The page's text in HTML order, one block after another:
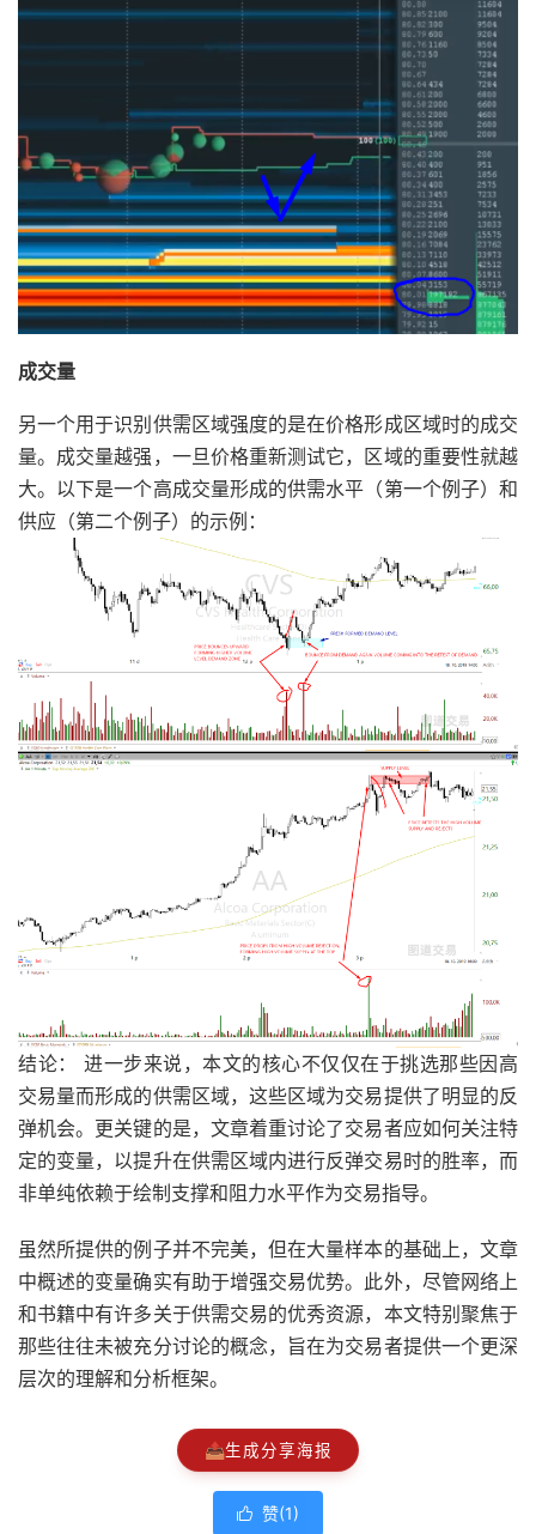
成交量
另一个用于识别供需区域强度的是在价格形成区域时的成交
量。成交量越强，一旦价格重新测试它，区域的重要性就越
大。以下是一个高成交量形成的供需水平（第一个例子）和
供应（第二个例子）的示例：
结论： 进一步来说，本文的核心不仅仅在于挑选那些因高
交易量而形成的供需区域，这些区域为交易提供了明显的反
弹机会。更关键的是，文章着重讨论了交易者应如何关注特
定的变量，以提升在供需区域内进行反弹交易时的胜率，而
非单纯依赖于绘制支撑和阻力水平作为交易指导。
虽然所提供的例子并不完美，但在大量样本的基础上，文章
中概述的变量确实有助于增强交易优势。此外，尽管网络上
和书籍中有许多关于供需交易的优秀资源，本文特别聚焦于
那些往往未被充分讨论的概念，旨在为交易者提供一个更深
层次的理解和分析框架。
📤生成分享海报
 赞(1)